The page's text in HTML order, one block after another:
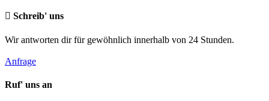
Schreib' uns
Wir antworten dir für gewöhnlich innerhalb von 24 Stunden.
Anfrage
Ruf' uns an